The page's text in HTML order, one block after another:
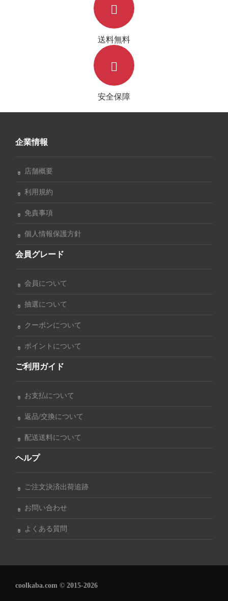
送料無料
安全保障
企業情報
店舗概要
利用規約
免責事項
個人情報保護方針
会員グレード
会員について
抽選について
クーポンについて
ポイントについて
ご利用ガイド
お支払について
返品/交換について
配送送料について
ヘルプ
ご注文決済出荷追跡
お問い合わせ
よくある質問
coolkaba.com © 2015-2026